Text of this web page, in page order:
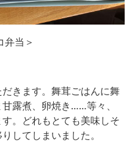
弁当＞
きます。舞茸ごはんに舞
露煮、卵焼き……等々、
。どれもとても美味しそ
してしまいました。